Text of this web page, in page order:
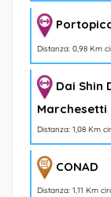
Distanza: 0,98 Km
Dai Shin
Marchesetti
Distanza: 1,08 Km
CONAD
Distanza: 1,11 Km